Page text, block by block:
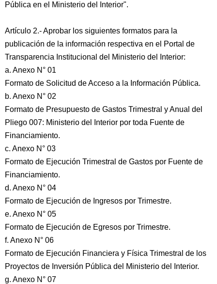
Pública en el Ministerio del Interior".
Artículo 2.- Aprobar los siguientes formatos para la
publicación de la información respectiva en el Portal de
Transparencia Institucional del Ministerio del Interior:
a. Anexo N° 01
Formato de Solicitud de Acceso a la Información Pública.
b. Anexo N° 02
Formato de Presupuesto de Gastos Trimestral y Anual del
Pliego 007: Ministerio del Interior por toda Fuente de
Financiamiento.
c. Anexo N° 03
Formato de Ejecución Trimestral de Gastos por Fuente de
Financiamiento.
d. Anexo N° 04
Formato de Ejecución de Ingresos por Trimestre.
e. Anexo N° 05
Formato de Ejecución de Egresos por Trimestre.
f. Anexo N° 06
Formato de Ejecución Financiera y Física Trimestral de los
Proyectos de Inversión Pública del Ministerio del Interior.
g. Anexo N° 07